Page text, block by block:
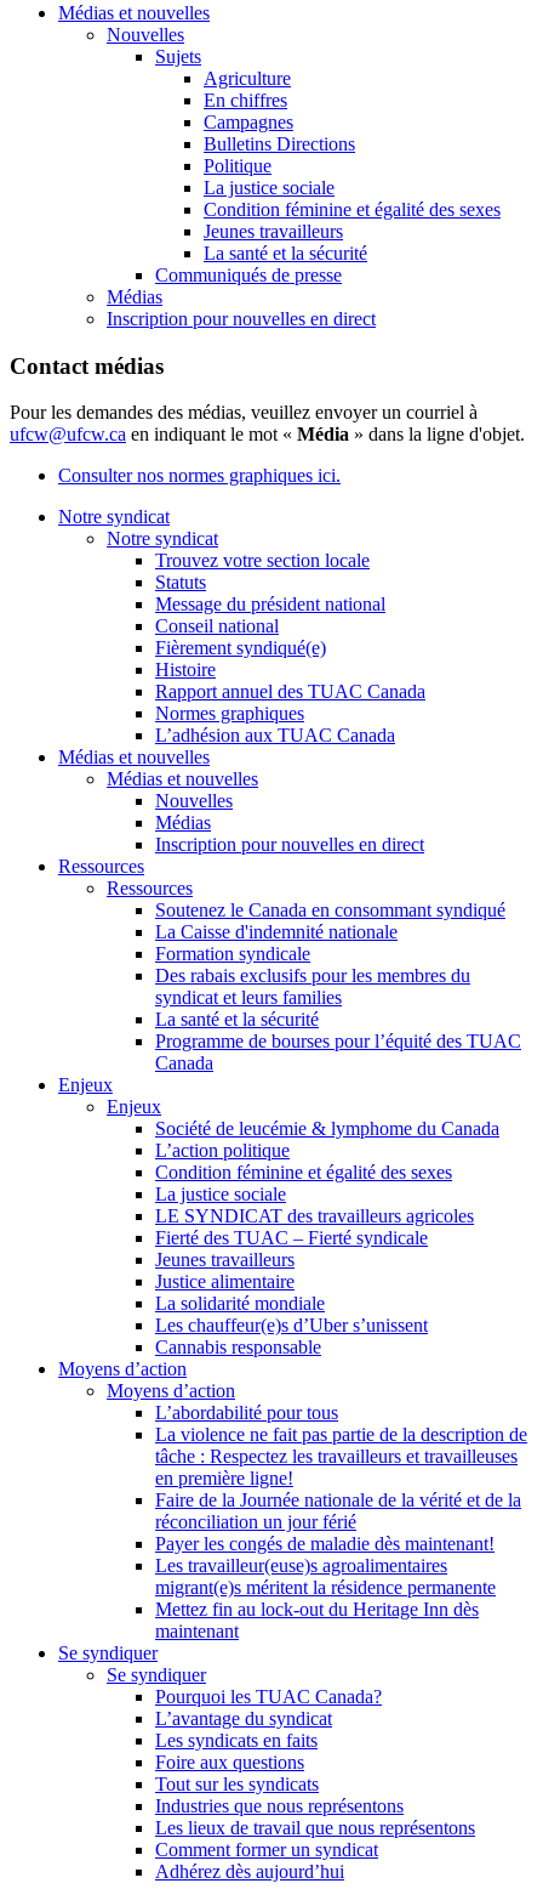
Médias et nouvelles
Nouvelles
Sujets
Agriculture
En chiffres
Campagnes
Bulletins Directions
Politique
La justice sociale
Condition féminine et égalité des sexes
Jeunes travailleurs
La santé et la sécurité
Communiqués de presse
Médias
Inscription pour nouvelles en direct
Contact médias
Pour les demandes des médias, veuillez envoyer un courriel à
ufcw@ufcw.ca en indiquant le mot « Média » dans la ligne d'objet.
Consulter nos normes graphiques ici.
Notre syndicat
Notre syndicat
Trouvez votre section locale
Statuts
Message du président national
Conseil national
Fièrement syndiqué(e)
Histoire
Rapport annuel des TUAC Canada
Normes graphiques
L’adhésion aux TUAC Canada
Médias et nouvelles
Médias et nouvelles
Nouvelles
Médias
Inscription pour nouvelles en direct
Ressources
Ressources
Soutenez le Canada en consommant syndiqué
La Caisse d'indemnité nationale
Formation syndicale
Des rabais exclusifs pour les membres du
syndicat et leurs families
La santé et la sécurité
Programme de bourses pour l’équité des TUAC
Canada
Enjeux
Enjeux
Société de leucémie & lymphome du Canada
L’action politique
Condition féminine et égalité des sexes
La justice sociale
LE SYNDICAT des travailleurs agricoles
Fierté des TUAC – Fierté syndicale
Jeunes travailleurs
Justice alimentaire
La solidarité mondiale
Les chauffeur(e)s d’Uber s’unissent
Cannabis responsable
Moyens d’action
Moyens d’action
L’abordabilité pour tous
La violence ne fait pas partie de la description de
tâche : Respectez les travailleurs et travailleuses
en première ligne!
Faire de la Journée nationale de la vérité et de la
réconciliation un jour férié
Payer les congés de maladie dès maintenant!
Les travailleur(euse)s agroalimentaires
migrant(e)s méritent la résidence permanente
Mettez fin au lock-out du Heritage Inn dès
maintenant
Se syndiquer
Se syndiquer
Pourquoi les TUAC Canada?
L’avantage du syndicat
Les syndicats en faits
Foire aux questions
Tout sur les syndicats
Industries que nous représentons
Les lieux de travail que nous représentons
Comment former un syndicat
Adhérez dès aujourd’hui